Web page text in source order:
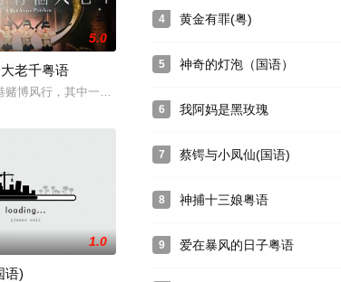
他作其狀師， 斗因
族里仅存的最后两名成员了，一次偶然中，保护古物研
5.0
老千粤语
赌博风行，其中一个派系是以老千技术闻名的“千门八将”。成员
1.0
语)
4 黄金有罪(粤)
5 神奇的灯泡（国语）
6 我阿妈是黑玫瑰
7 蔡锷与小凤仙(国语)
8 神捕十三娘粤语
9 爱在暴风的日子粤语